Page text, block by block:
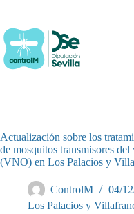
contenido
Actualización sobre los
de mosquitos transmisores
(VNO) en Los Palacios y
ControlM
04/
Los Palacios y